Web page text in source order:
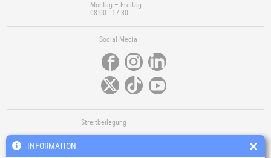
Montag – Freitag
08:00 - 17:30
Social Media
Streitbeilegung
INFORMATION